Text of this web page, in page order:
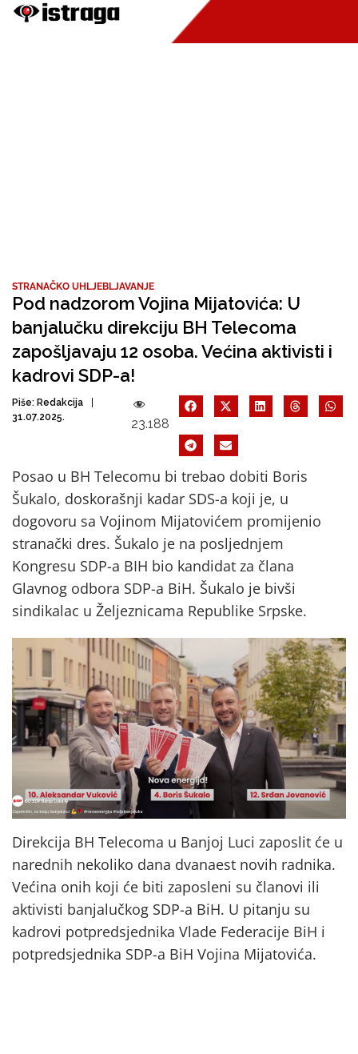
STRANAČKO UHLJEBLJAVANJE
Pod nadzorom Vojina Mijatovića: U
banjalučku direkciju BH Telecoma
zapošljavaju 12 osoba. Većina aktivisti i
kadrovi SDP-a!
Piše: Redakcija
31.07.2025.
23.188
Posao u BH Telecomu bi trebao dobiti Boris
Šukalo, doskorašnji kadar SDS-a koji je, u
dogovoru sa Vojinom Mijatovićem promijenio
stranački dres. Šukalo je na posljednjem
Kongresu SDP-a BIH bio kandidat za člana
Glavnog odbora SDP-a BiH. Šukalo je bivši
sindikalac u Željeznicama Republike Srpske.
Direkcija BH Telecoma u Banjoj Luci zaposlit će u
narednih nekoliko dana dvanaest novih radnika.
Većina onih koji će biti zaposleni su članovi ili
aktivisti banjalučkog SDP-a BiH. U pitanju su
kadrovi potpredsjednika Vlade Federacije BiH i
potpredsjednika SDP-a BiH Vojina Mijatovića.